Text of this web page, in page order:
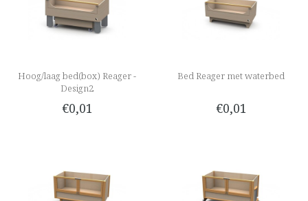
Hoog/laag bed(box) Reager -
Design2
€0,01
Bed Reager met waterbed
€0,01